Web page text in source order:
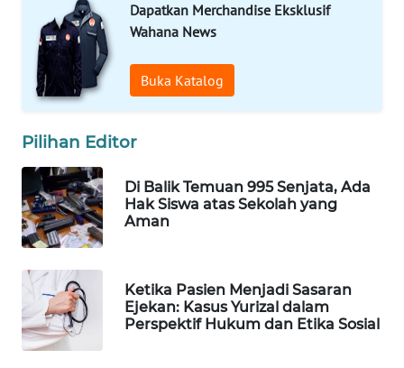
Dapatkan Merchandise Eksklusif
Wahana News
Buka Katalog
Pilihan Editor
Di Balik Temuan 995 Senjata, Ada
Hak Siswa atas Sekolah yang
Aman
Ketika Pasien Menjadi Sasaran
Ejekan: Kasus Yurizal dalam
Perspektif Hukum dan Etika Sosial
WAHANA
TRAVEL
WAHANA
TV
ID
WAHANANEWS
CO ID
WAHANANEWS
NET